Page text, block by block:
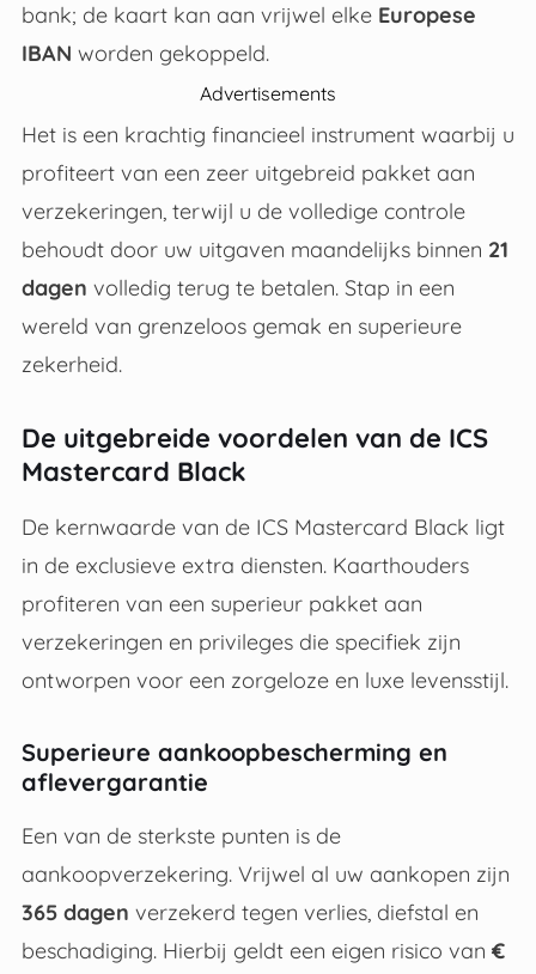
bank; de kaart kan aan vrijwel elke Europese
IBAN worden gekoppeld.
Advertisements
Het is een krachtig financieel instrument waarbij u
profiteert van een zeer uitgebreid pakket aan
verzekeringen, terwijl u de volledige controle
behoudt door uw uitgaven maandelijks binnen 21
dagen volledig terug te betalen. Stap in een
wereld van grenzeloos gemak en superieure
zekerheid.
De uitgebreide voordelen van de ICS
Mastercard Black
De kernwaarde van de ICS Mastercard Black ligt
in de exclusieve extra diensten. Kaarthouders
profiteren van een superieur pakket aan
verzekeringen en privileges die specifiek zijn
ontworpen voor een zorgeloze en luxe levensstijl.
Superieure aankoopbescherming en
aflevergarantie
Een van de sterkste punten is de
aankoopverzekering. Vrijwel al uw aankopen zijn
365 dagen verzekerd tegen verlies, diefstal en
beschadiging. Hierbij geldt een eigen risico van €